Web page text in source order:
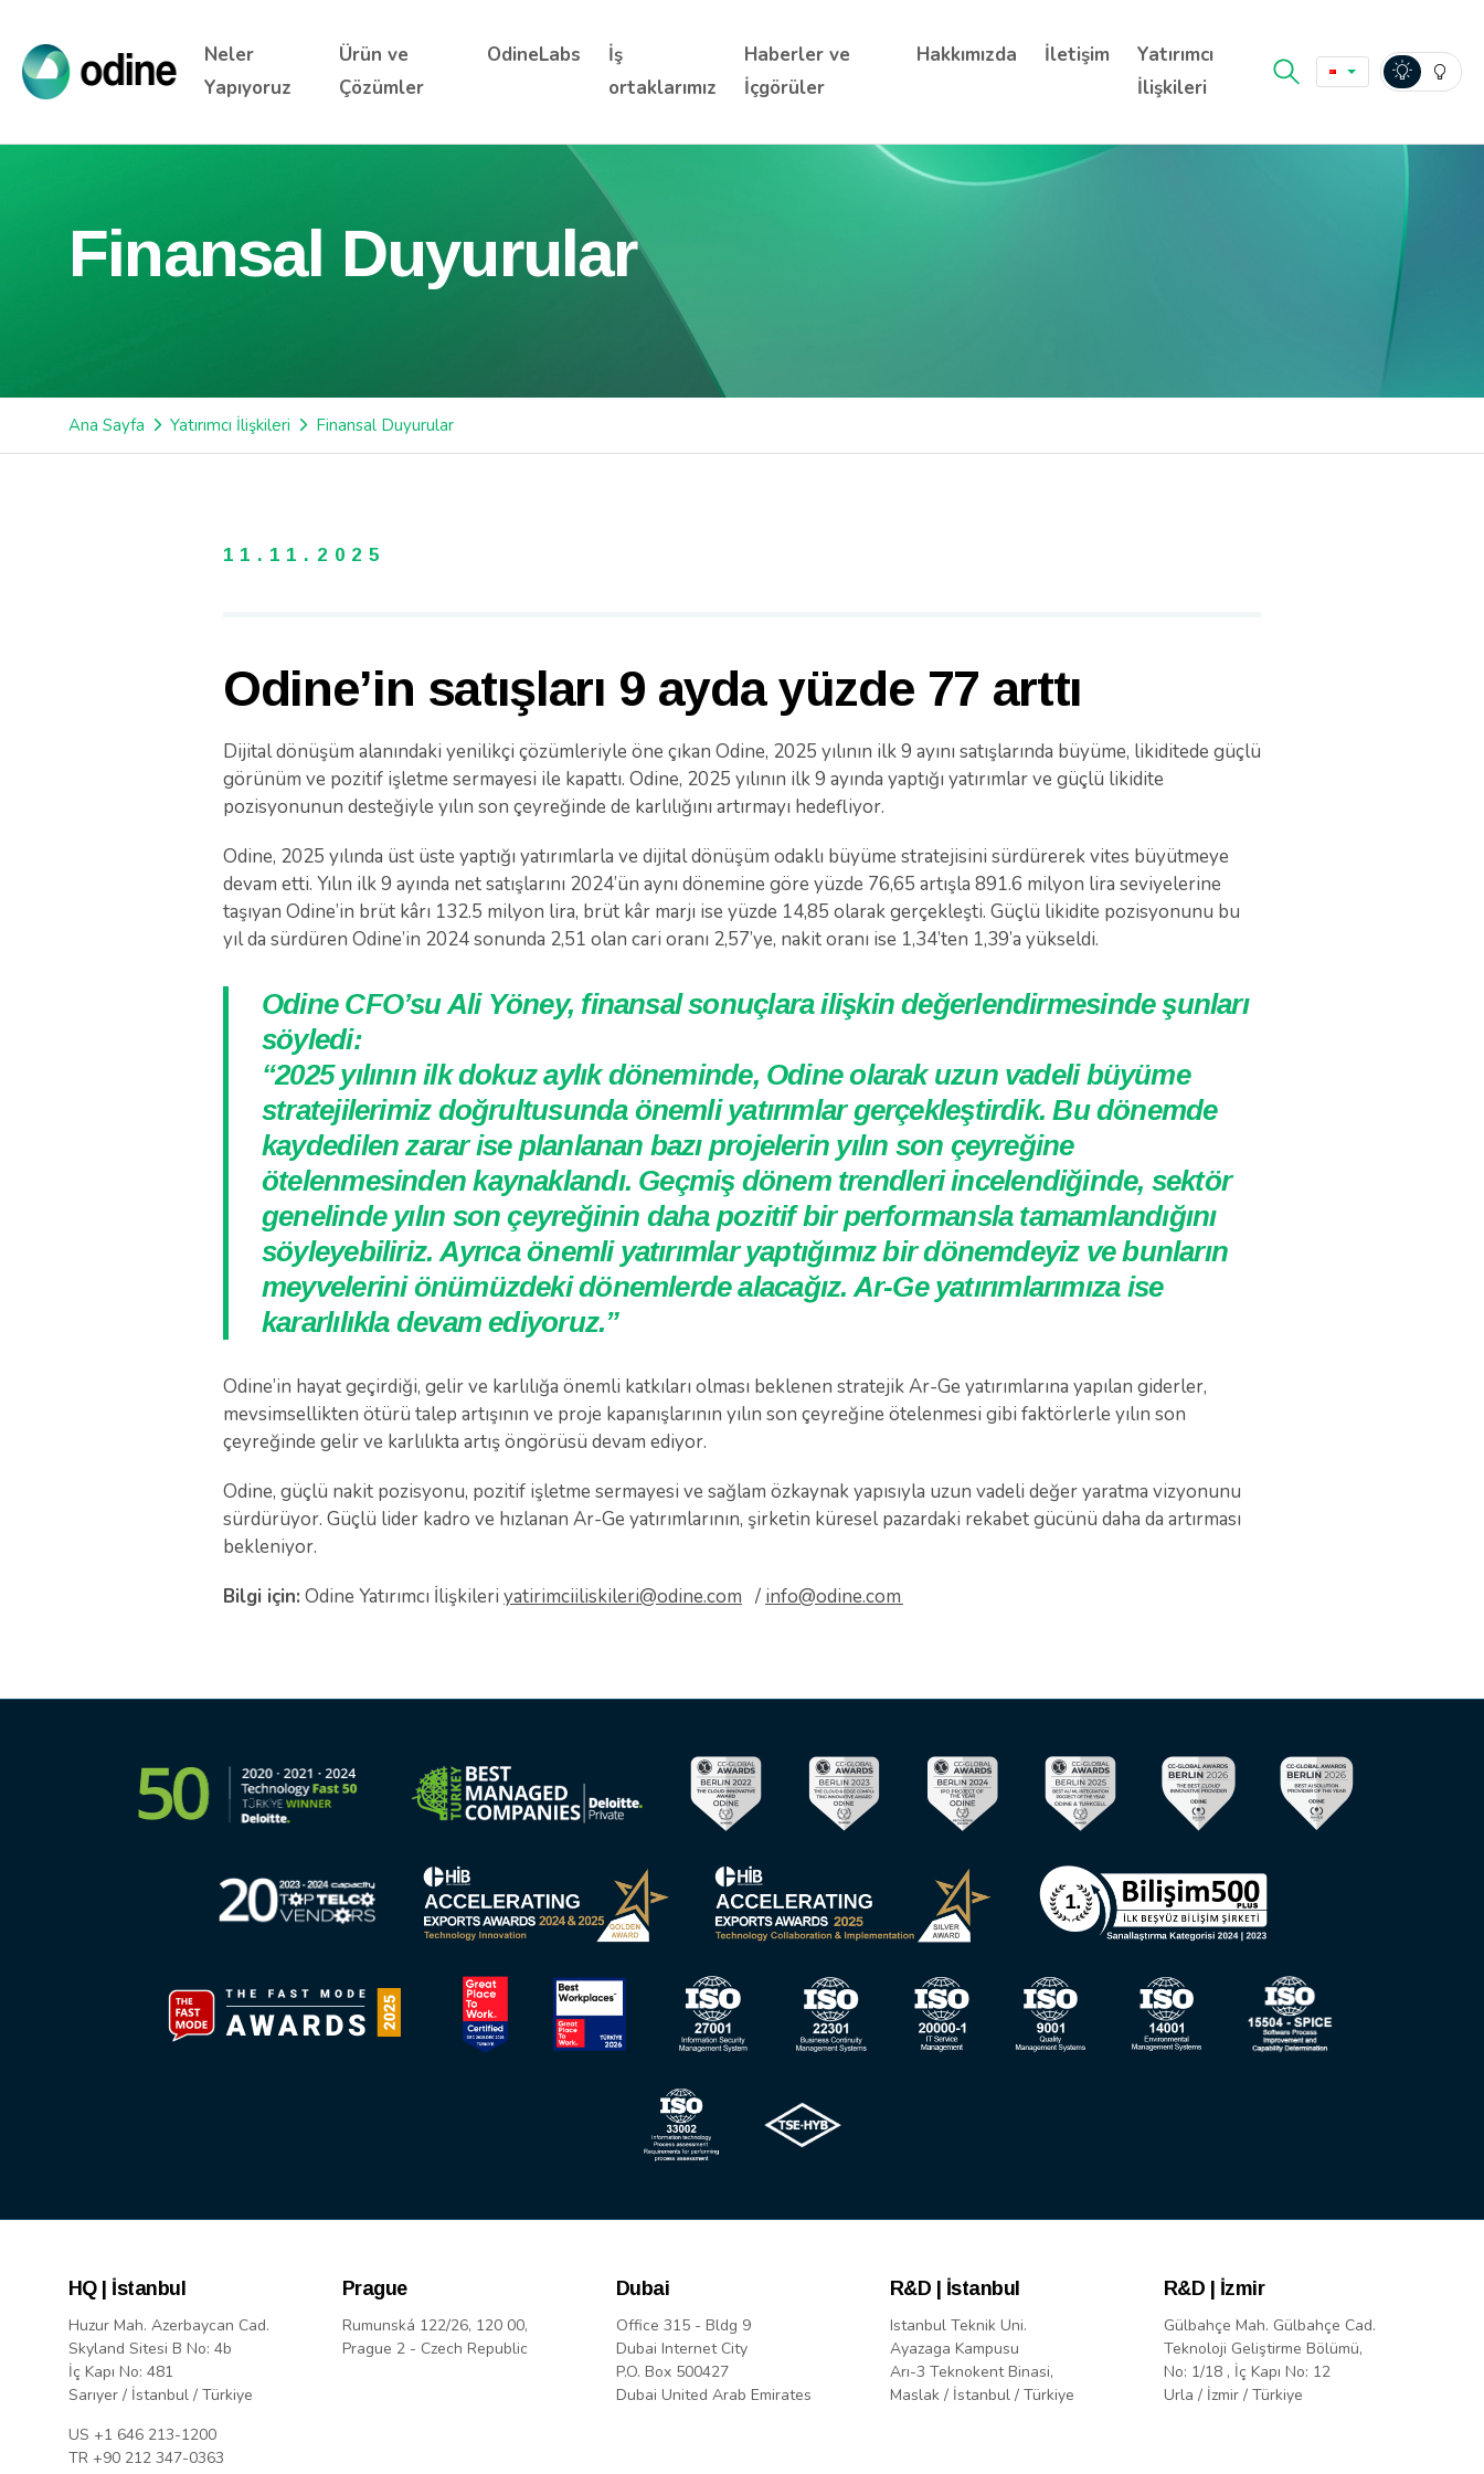
Neler
Yapıyoruz
Ürün ve
Çözümler
OdineLabs
İş
ortaklarımız
Haberler ve
İçgörüler
Hakkımızda İletişim
Yatırımcı
İlişkileri
Finansal Duyurular
Ana Sayfa Yatırımcı İlişkileri Finansal Duyurular
11.11.2025
Odine’in satışları 9 ayda yüzde 77 arttı
Dijital dönüşüm alanındaki yenilikçi çözümleriyle öne çıkan Odine, 2025 yılının ilk 9 ayını satışlarında büyüme, likiditede güçlü
görünüm ve pozitif işletme sermayesi ile kapattı. Odine, 2025 yılının ilk 9 ayında yaptığı yatırımlar ve güçlü likidite
pozisyonunun desteğiyle yılın son çeyreğinde de karlılığını artırmayı hedefliyor.
Odine, 2025 yılında üst üste yaptığı yatırımlarla ve dijital dönüşüm odaklı büyüme stratejisini sürdürerek vites büyütmeye
devam etti. Yılın ilk 9 ayında net satışlarını 2024’ün aynı dönemine göre yüzde 76,65 artışla 891.6 milyon lira seviyelerine
taşıyan Odine’in brüt kârı 132.5 milyon lira, brüt kâr marjı ise yüzde 14,85 olarak gerçekleşti. Güçlü likidite pozisyonunu bu
yıl da sürdüren Odine’in 2024 sonunda 2,51 olan cari oranı 2,57’ye, nakit oranı ise 1,34’ten 1,39’a yükseldi.
Odine CFO’su Ali Yöney, finansal sonuçlara ilişkin değerlendirmesinde şunları
söyledi:
“2025 yılının ilk dokuz aylık döneminde, Odine olarak uzun vadeli büyüme
stratejilerimiz doğrultusunda önemli yatırımlar gerçekleştirdik. Bu dönemde
kaydedilen zarar ise planlanan bazı projelerin yılın son çeyreğine
ötelenmesinden kaynaklandı. Geçmiş dönem trendleri incelendiğinde, sektör
genelinde yılın son çeyreğinin daha pozitif bir performansla tamamlandığını
söyleyebiliriz. Ayrıca önemli yatırımlar yaptığımız bir dönemdeyiz ve bunların
meyvelerini önümüzdeki dönemlerde alacağız. Ar-Ge yatırımlarımıza ise
kararlılıkla devam ediyoruz.”
Odine’in hayat geçirdiği, gelir ve karlılığa önemli katkıları olması beklenen stratejik Ar-Ge yatırımlarına yapılan giderler,
mevsimsellikten ötürü talep artışının ve proje kapanışlarının yılın son çeyreğine ötelenmesi gibi faktörlerle yılın son
çeyreğinde gelir ve karlılıkta artış öngörüsü devam ediyor.
Odine, güçlü nakit pozisyonu, pozitif işletme sermayesi ve sağlam özkaynak yapısıyla uzun vadeli değer yaratma vizyonunu
sürdürüyor. Güçlü lider kadro ve hızlanan Ar-Ge yatırımlarının, şirketin küresel pazardaki rekabet gücünü daha da artırması
bekleniyor.
Bilgi için: Odine Yatırımcı İlişkileri yatirimciiliskileri@odine.com / info@odine.com
HQ | İstanbul
Huzur Mah. Azerbaycan Cad.
Skyland Sitesi B No: 4b
İç Kapı No: 481
Sarıyer / İstanbul / Türkiye
US +1 646 213-1200
TR +90 212 347-0363
Prague
Rumunská 122/26, 120 00,
Prague 2 - Czech Republic
Dubai
Office 315 - Bldg 9
Dubai Internet City
P.O. Box 500427
Dubai United Arab Emirates
R&D | İstanbul
Istanbul Teknik Uni.
Ayazaga Kampusu
Arı-3 Teknokent Binasi,
Maslak / İstanbul / Türkiye
R&D | İzmir
Gülbahçe Mah. Gülbahçe Cad.
Teknoloji Geliştirme Bölümü,
No: 1/18 , İç Kapı No: 12
Urla / İzmir / Türkiye